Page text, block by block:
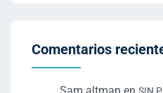
Comentarios